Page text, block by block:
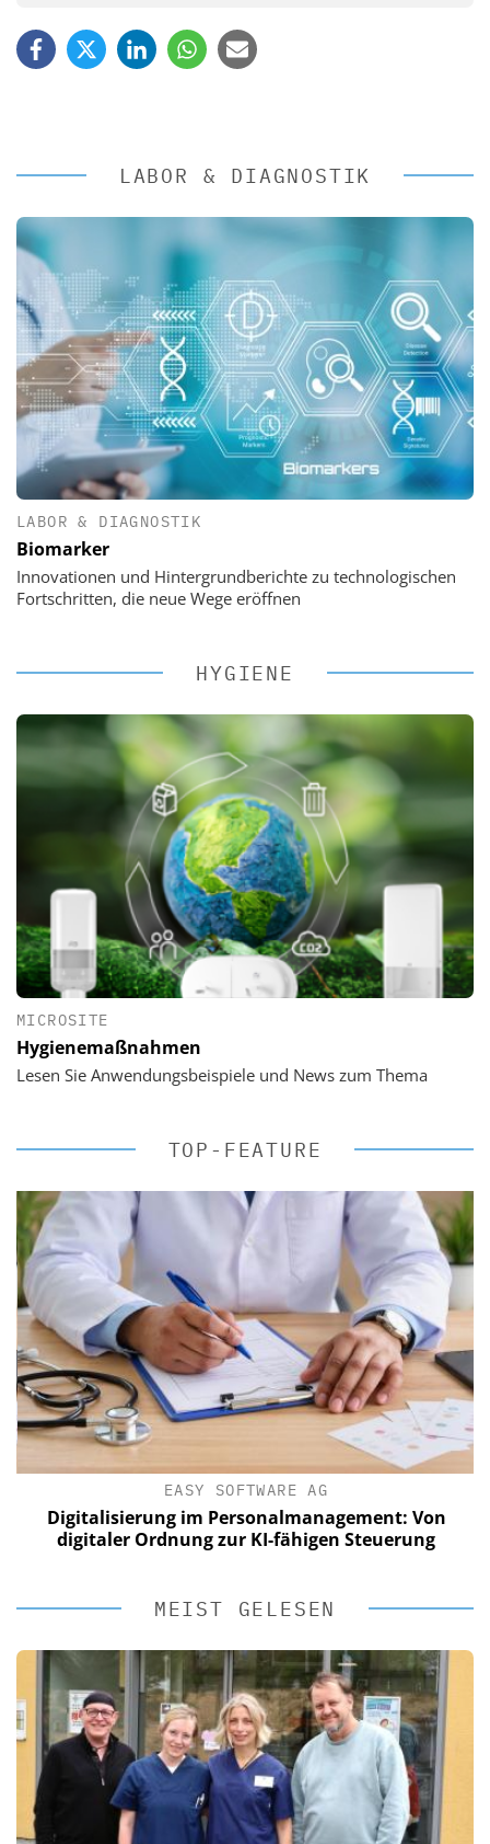
LABOR & DIAGNOSTIK
LABOR & DIAGNOSTIK
Biomarker
Innovationen und Hintergrundberichte zu technologischen
Fortschritten, die neue Wege eröffnen
HYGIENE
MICROSITE
Hygienemaßnahmen
Lesen Sie Anwendungsbeispiele und News zum Thema
TOP-FEATURE
EASY SOFTWARE AG
Digitalisierung im Personalmanagement: Von
digitaler Ordnung zur KI-fähigen Steuerung
MEIST GELESEN